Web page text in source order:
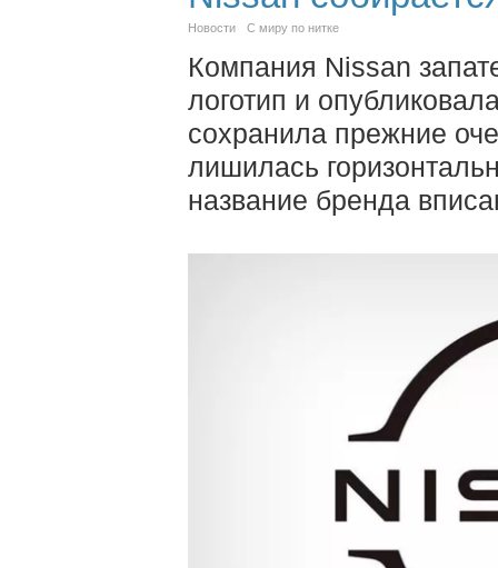
Новости С миру по нитке
Компания Nissan
логотип и
сохранила прежние
лишилась
название бренда